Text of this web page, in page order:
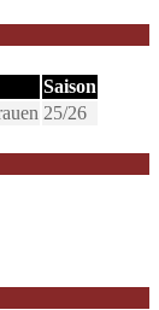
Saison
25/26